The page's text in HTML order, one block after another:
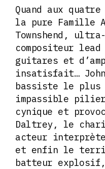
Quand aux
la pure Famille
Townshend,
compositeur
guitares et
insatisfait…
bassiste le plus
impassible
cynique et
Daltrey, le
acteur
et enfin le
batteur